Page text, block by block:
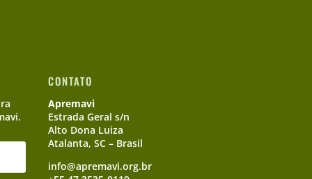
CONTATO
Apremavi
Estrada Geral s/n
Alto Dona Luiza
Atalanta, SC – Brasil
info@apremavi.org.br